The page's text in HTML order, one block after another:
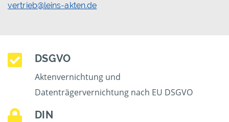
vertrieb@leins-akten.de
DSGVO
Aktenvernichtung und
Datenträgervernichtung nach EU DSGVO
DIN